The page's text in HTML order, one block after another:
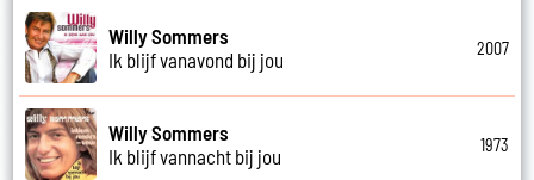
Willy Sommers
Ik blijf vanavond bij jou
2007
Willy Sommers
Ik blijf vannacht bij jou
1973